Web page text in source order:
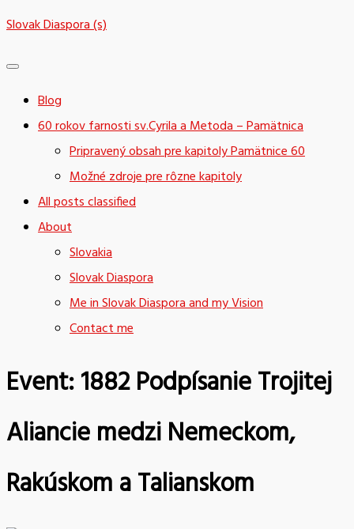
Skip
content
Slovak Diaspora (s)
Blog
60 rokov farnosti sv.Cyrila a Metoda – Pamätnica
Pripravený obsah pre kapitoly Pamätnice 60
Možné zdroje pre rôzne kapitoly
All posts classified
About
Slovakia
Slovak Diaspora
Me in Slovak Diaspora and my Vision
Contact me
Event:1882 Podpísanie Trojitej
Aliancie medzi Nemeckom,
Rakúskom a Talianskom